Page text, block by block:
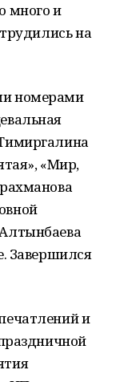
много и
на
номерами
«Мир,
Завершился
и